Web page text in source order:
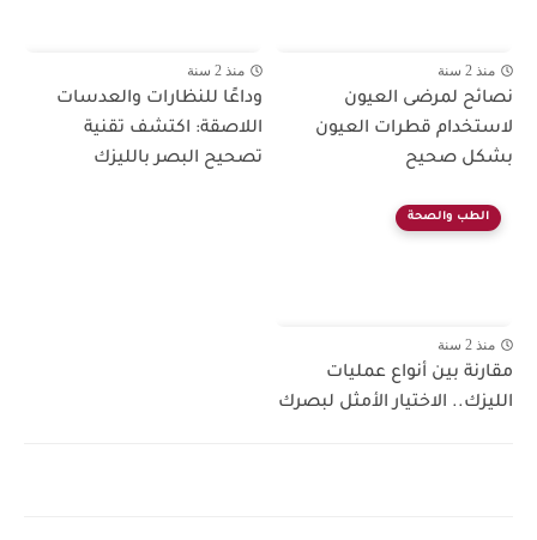
منذ 2 سنة
نصائح لمرضى العيون
لاستخدام قطرات العيون
بشكل صحيح
منذ 2 سنة
وداعًا للنظارات والعدسات
اللاصقة: اكتشف تقنية
تصحيح البصر بالليزك
الطب والصحة
منذ 2 سنة
مقارنة بين أنواع عمليات
الليزك.. الاختيار الأمثل لبصرك